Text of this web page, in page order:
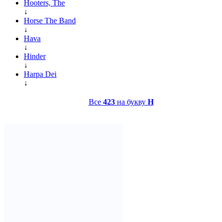
Hooters, The
↓
Horse The Band
↓
Hava
↓
Hinder
↓
Harpa Dei
↓
Все 423на букву H